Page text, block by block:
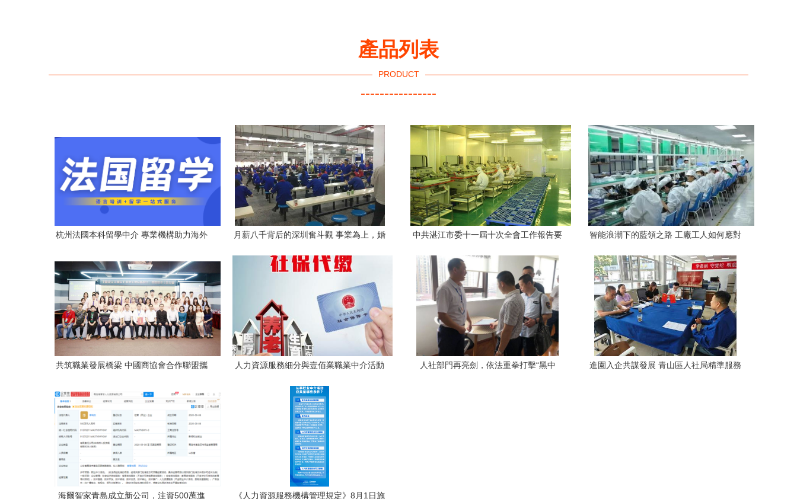
產品列表
PRODUCT
----------------
杭州法國本科留學中介 專業機構助力海外
月薪八千背后的深圳奮斗觀 事業為上，婚
中共湛江市委十一屆十次全會工作報告要
動，賦能高質量發展
智能浪潮下的藍領之路 工廠工人如何應對
共筑職業發展橋梁 中國商協會合作聯盟攜
人力資源服務細分與壹佰業職業中介活動
人社部門再亮劍，依法重拳打擊“黑中
進園入企共謀發展 青山區人社局精準服務
海爾智家青島成立新公司，注資500萬進
《人力資源服務機構管理規定》8月1日施